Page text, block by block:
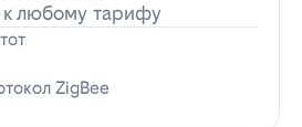
любому тарифу
ZigBee